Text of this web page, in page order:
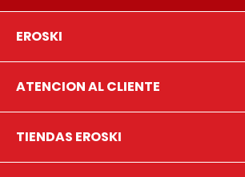
EROSKI
ATENCION AL CLIENTE
TIENDAS EROSKI